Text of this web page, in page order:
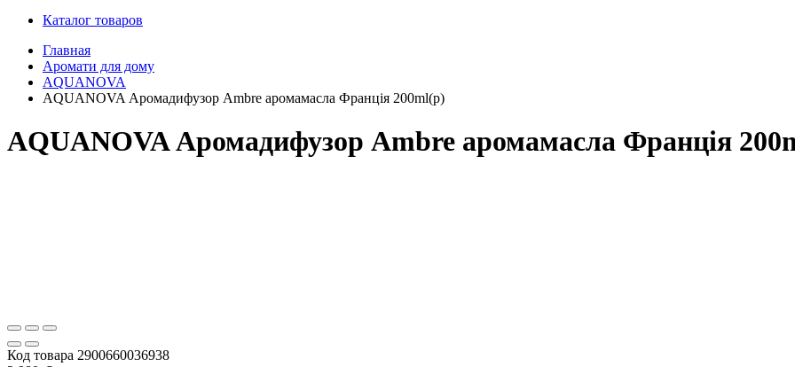
Каталог товаров
Главная
Аромати для дому
AQUANOVA
AQUANOVA Аромадифузор Ambre аромамасла Франція 200ml(р)
AQUANOVA Аромадифузор Ambre аромамасла Франція
Код товара 2900660036938